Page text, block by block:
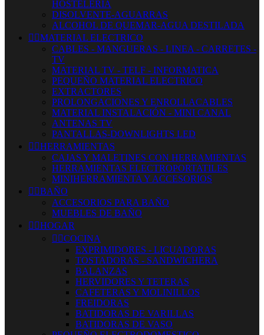
HOSTELERIA
DISOLVENTE-AGUARRAS
ALCOHOL DE QUEMAR-AGUA DESTILADA
 MATERIAL ELECTRICO
CABLES - MANGUERAS - LINEA - CARRETES -
TV
MATERIAL TV - TELF - INFORMATICA
PEQUEÑO MATERIAL ELECTRICO
EXTRACTORES
PROLONGACIONES Y ENROLLACABLES
MATERIAL INSTALACIÓN - MINI CANAL
ANTENAS TV
PANTALLAS-DOWNLIGHTS LED
 HERRAMIENTAS
CAJAS Y MALETINES CON HERRAMIENTAS
HERRAMIENTAS ELECTROPORTATILES
MINIHERRAMIENTA Y ACCESORIOS
 BAÑO
ACCESORIOS PARA BAÑO
MUEBLES DE BAÑO
 HOGAR
 COCINA
EXPRIMIDORES - LICUADORAS
TOSTADORAS - SANDWICHERA
BALANZAS
HERVIDORES Y TETERAS
CAFETERAS Y MOLINILLOS
FREIDORAS
BATIDORAS DE VARILLAS
BATIDORAS DE VASO